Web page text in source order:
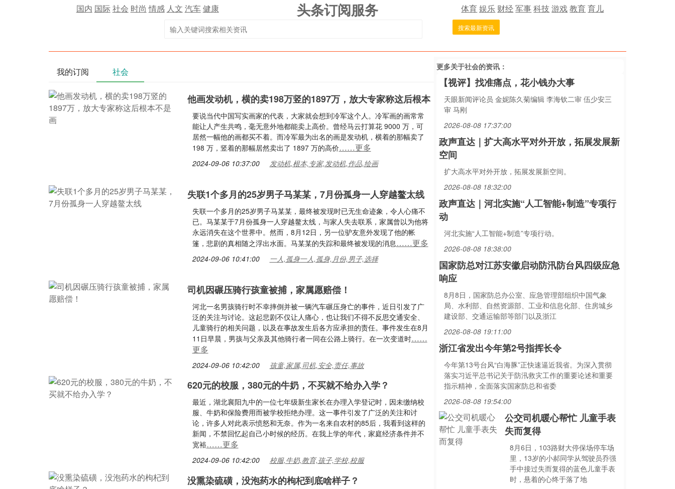
国内 国际社会 时尚 情感 人文 汽车健康 头条订阅服务 体育娱乐 财经军事科技游戏教育育儿
搜索最新资讯
我的订阅 社会
他画发动机，横的卖198万竖的1897万，放大专家称这后根本
要说当代中国写实画家的代表，大家就会想到冷军这个人。冷军画的画常常
能让人产生共鸣，毫无意外地都能卖上高价。曾经马云打算花 9000 万，可
居然一幅他的画都买不着。而冷军最为出名的画是发动机，横着的那幅卖了
198 万，竖着的那幅居然卖出了 1897 万的高价……更多
2024-09-06 10:37:00 发动机,根本,专家,发动机,作品,绘画
失联1个多月的25岁男子马某某，7月份孤身一人穿越鳌太线
失联一个多月的25岁男子马某某，最终被发现时已无生命迹象，令人心痛不
已。马某某于7月份孤身一人穿越鳌太线，与家人失去联系，家属曾以为他将
永远消失在这个世界中。然而，8月12日，另一位驴友意外发现了他的帐
篷，悲剧的真相随之浮出水面。马某某的失踪和最终被发现的消息……更多
2024-09-06 10:41:00 一人,孤身一人,孤身,月份,男子,选择
司机因碾压骑行孩童被捕，家属愿赔偿！
河北一名男孩骑行时不幸摔倒并被一辆汽车碾压身亡的事件，近日引发了广
泛的关注与讨论。这起悲剧不仅让人痛心，也让我们不得不反思交通安全、
儿童骑行的相关问题，以及在事故发生后各方应承担的责任。事件发生在8月
11日早晨，男孩与父亲及其他骑行者一同在公路上骑行。在一次变道时……
更多
2024-09-06 10:42:00 孩童,家属,司机,安全,责任,事故
620元的校服，380元的牛奶，不买就不给办入学？
最近，湖北襄阳九中的一位七年级新生家长在办理入学登记时，因未缴纳校
服、牛奶和保险费用而被学校拒绝办理。这一事件引发了广泛的关注和讨
论，许多人对此表示愤怒和无奈。作为一名来自农村的85后，我看到这样的
新闻，不禁回忆起自己小时候的经历。在我上学的年代，家庭经济条件并不
宽裕……更多
2024-09-06 10:42:00 校服,牛奶,教育,孩子,学校,校服
没熏染硫磺，没泡药水的枸杞到底啥样子？
更多关于社会的资讯：
【视评】找准痛点，花小钱办大事
天眼新闻评论员 金妮陈久菊编辑 李海钦二审 伍少安三
审 马刚
2026-08-08 17:37:00
政声直达｜扩大高水平对外开放，拓展发展新
空间
扩大高水平对外开放，拓展发展新空间。
2026-08-08 18:32:00
政声直达｜河北实施“人工智能+制造”专项行
动
河北实施“人工智能+制造”专项行动。
2026-08-08 18:38:00
国家防总对江苏安徽启动防汛防台风四级应急
响应
8月8日，国家防总办公室、应急管理部组织中国气象
局、水利部、自然资源部、工业和信息化部、住房城乡
建设部、交通运输部等部门以及浙江
2026-08-08 19:11:00
浙江省发出今年第2号指挥长令
今年第13号台风“白海豚”正快速逼近我省。为深入贯彻
落实习近平总书记关于防汛救灾工作的重要论述和重要
指示精神，全面落实国家防总和省委
2026-08-08 19:54:00
公交司机暖心帮忙 儿童手表
失而复得
8月6日，103路财大停保场停车场
里，13岁的小郝同学从驾驶员乔强
手中接过失而复得的蓝色儿童手表
时，悬着的心终于落了地